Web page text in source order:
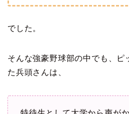
でした。
そんな強豪野球部の中でも、ピ
た兵頭さんは、